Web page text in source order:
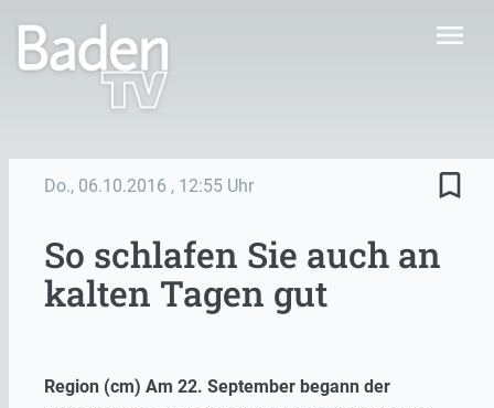
menu
Do., 06.10.2016 , 12:55 Uhr bookmark_border
So schlafen Sie auch an
kalten Tagen gut
Region (cm) Am 22. September begann der